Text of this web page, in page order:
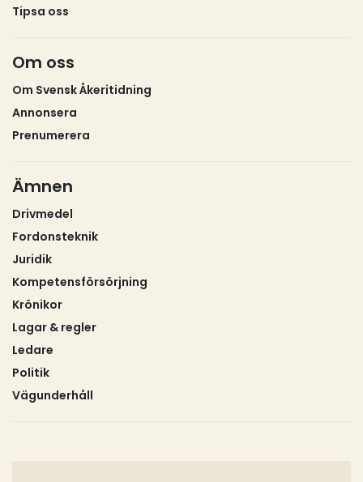
Tipsa oss
Om oss
Om Svensk Åkeritidning
Annonsera
Prenumerera
Ämnen
Drivmedel
Fordonsteknik
Juridik
Kompetensförsörjning
Krönikor
Lagar & regler
Ledare
Politik
Vägunderhåll